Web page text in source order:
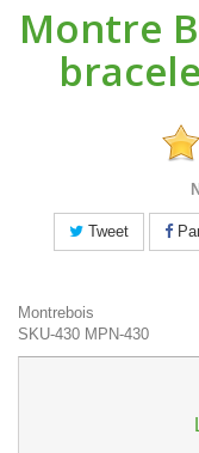
Montre
Tweet
Montrebois
SKU-430 MPN-430